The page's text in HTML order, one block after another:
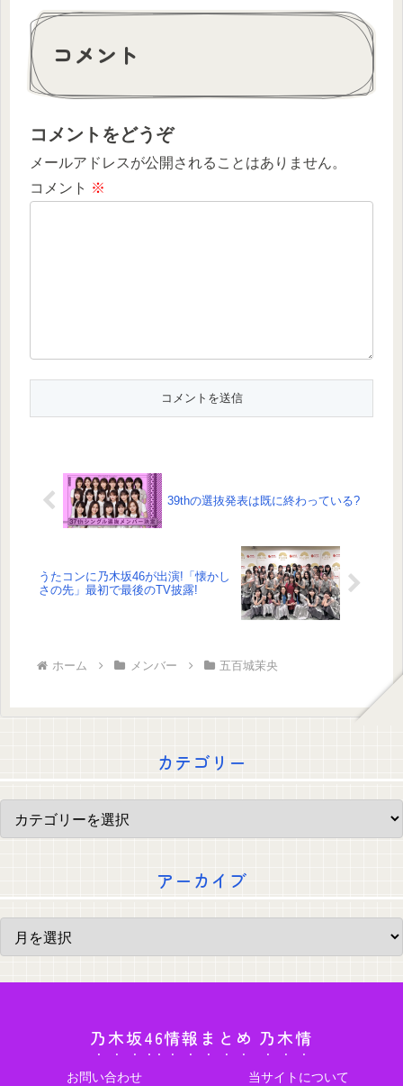
コメント
コメントをどうぞ
メールアドレスが公開されることはありません。
コメント ※
39thの選抜発表は既に終わっている?
うたコンに乃木坂46が出演!「懐かし
さの先」最初で最後のTV披露!
ホーム メンバー 五百城茉央
カテゴリー
アーカイブ
乃木坂46情報まとめ 乃木情
お問い合わせ 当サイトについて